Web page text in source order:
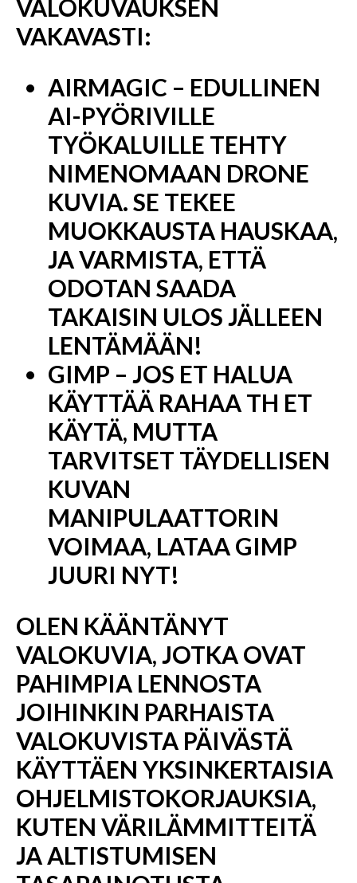
VALOKUVAUKSEN
VAKAVASTI:
AIRMAGIC – EDULLINEN
AI-PYÖRIVILLE
TYÖKALUILLE TEHTY
NIMENOMAAN DRONE
KUVIA. SE TEKEE
MUOKKAUSTA HAUSKAA,
JA VARMISTA, ETTÄ
ODOTAN SAADA
TAKAISIN ULOS JÄLLEEN
LENTÄMÄÄN!
GIMP – JOS ET HALUA
KÄYTTÄÄ RAHAA TH ET
KÄYTÄ, MUTTA
TARVITSET TÄYDELLISEN
KUVAN
MANIPULAATTORIN
VOIMAA, LATAA GIMP
JUURI NYT!
OLEN KÄÄNTÄNYT
VALOKUVIA, JOTKA OVAT
PAHIMPIA LENNOSTA
JOIHINKIN PARHAISTA
VALOKUVISTA PÄIVÄSTÄ
KÄYTTÄEN YKSINKERTAISIA ​​
OHJELMISTOKORJAUKSIA,
KUTEN VÄRILÄMMITTEITÄ
JA ALTISTUMISEN